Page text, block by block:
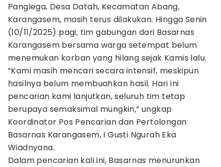
Panglega, Desa Datah, Kecamatan Abang,
Karangasem, masih terus dilakukan. Hingga Senin
(10/11/2025) pagi, tim gabungan dari Basarnas
Karangasem bersama warga setempat belum
menemukan korban yang hilang sejak Kamis lalu.
“Kami masih mencari secara intensif, meskipun
hasilnya belum membuahkan hasil. Hari ini
pencarian kami lanjutkan, seluruh tim tetap
berupaya semaksimal mungkin,” ungkap
Koordinator Pos Pencarian dan Pertolongan
Basarnas Karangasem, I Gusti Ngurah Eka
Wiadnyana.
Dalam pencarian kali ini, Basarnas menurunkan